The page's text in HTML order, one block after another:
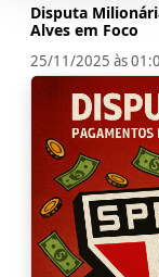
Disputa
Alves em Foco
25/11/2025 às